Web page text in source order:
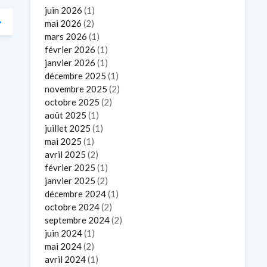
juin 2026 (1)
mai 2026 (2)
mars 2026 (1)
février 2026 (1)
janvier 2026 (1)
décembre 2025 (1)
novembre 2025 (2)
octobre 2025 (2)
août 2025 (1)
juillet 2025 (1)
mai 2025 (1)
avril 2025 (2)
février 2025 (1)
janvier 2025 (2)
décembre 2024(1)
octobre 2024(2)
septembre 2024(2)
juin 2024(1)
mai 2024(2)
avril 2024(1)